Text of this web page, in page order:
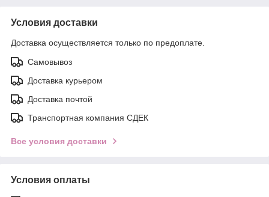
Условия доставки
Доставка осуществляется только по предоплате.
Самовывоз
Доставка курьером
Доставка почтой
Транспортная компания СДЕК
Все условия доставки
Условия оплаты